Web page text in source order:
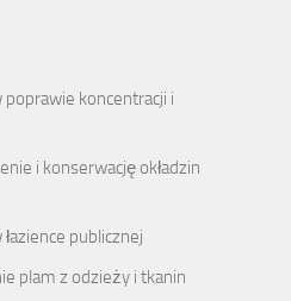
koncentracji i
i konserwację okładzin
publicznej
plam z odzieży i tkanin